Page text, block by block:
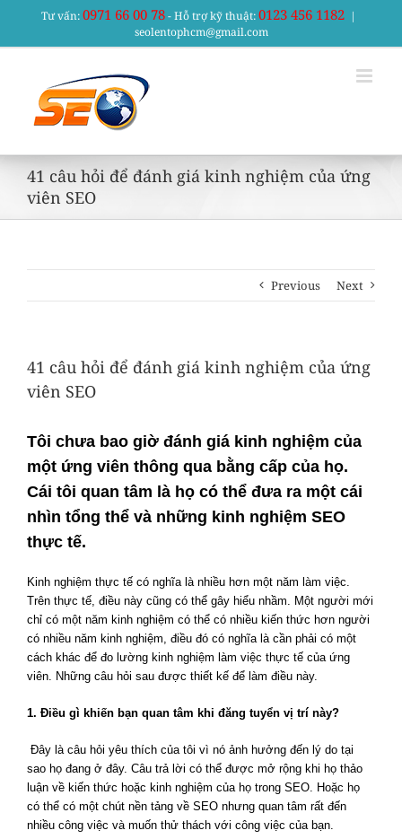
content
Tư vấn:0971 66 00 78- Hỗ trợ kỹ thuật:0123 456 1182 |
seolentophcm@gmail.com
41 câu hỏi để đánh giá kinh nghiệm của ứng
viên SEO
Previous Next
41 câu hỏi để đánh giá kinh nghiệm của ứng
viên SEO
Tôi chưa bao giờ đánh giá kinh nghiệm của
một ứng viên thông qua bằng cấp của họ.
Cái tôi quan tâm là họ có thể đưa ra một cái
nhìn tổng thể và những kinh nghiệm SEO
thực tế.
Kinh nghiệm thực tế có nghĩa là nhiều hơn một năm làm việc.
Trên thực tế, điều này cũng có thể gây hiểu nhầm. Một người mới
chỉ có một năm kinh nghiệm có thể có nhiều kiến thức hơn người
có nhiều năm kinh nghiệm, điều đó có nghĩa là cần phải có một
cách khác để đo lường kinh nghiệm làm việc thực tế của ứng
viên. Những câu hỏi sau được thiết kế để làm điều này.
1. Điều gì khiến bạn quan tâm khi đăng tuyển vị trí này?
Đây là câu hỏi yêu thích của tôi vì nó ảnh hưởng đến lý do tại
sao họ đang ở đây. Câu trả lời có thể được mở rộng khi họ thảo
luận về kiến thức hoặc kinh nghiệm của họ trong SEO. Hoặc họ
có thể có một chút nền tảng về SEO nhưng quan tâm rất đến
nhiều công việc và muốn thử thách với công việc của bạn.